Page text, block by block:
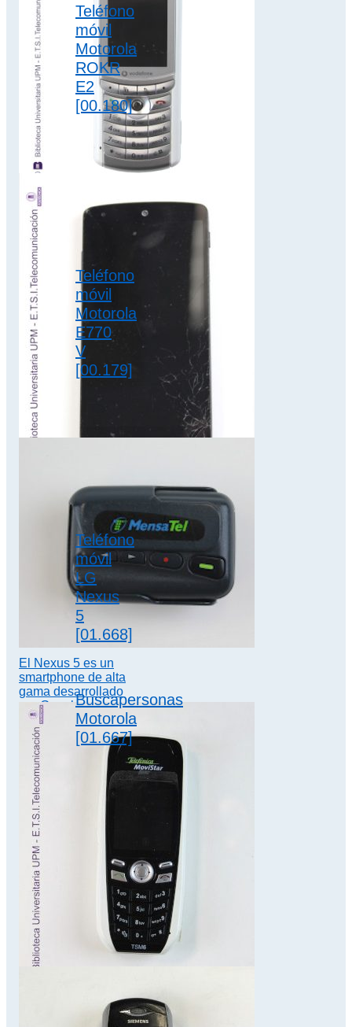
centralitas
manuales
Teléfono
móvil
Motorola
ROKR
E2
[00.180]
El teléfono móvil
Motorola ROKR E2
dispone de batería
extraíble de iones
de litio de 850…
colección motorola
Teléfono
móvil
Motorola
E770
V
[00.179]
El teléfono móvil
Motorola E770 V
tiene cámara digital
VGA y cámara
videollamada…
,
colección motorola
Teléfono
móvil
LG
Nexus
5
[01.668]
El Nexus 5 es un
smartphone de alta
gama desarrollado
por Google en
colaboración con
LG.…
4G
Buscapersonas
Motorola
[01.667]
Los buscapersonas,
también conocidos
como beepers o
mensáfonos, fueron
los predecesores
de los teléfonos
móviles y…